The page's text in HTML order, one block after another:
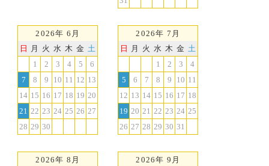
2026年 6月
日
月 火 水 木 金 土
1
2 3 4 5
6
7
8 9 10 11 12 13
14 15 16 17 18 19 20
21 22 23 24 25 26 27
28 29 30
2026年 7月
日
月 火 水 木 金 土
1
2 3
4
5
6 7 8 9 10 11
12 13 14 15 16 17 18
19 20 21 22 23 24 25
26 27 28 29 30 31
2026年 8月
2026年 9月